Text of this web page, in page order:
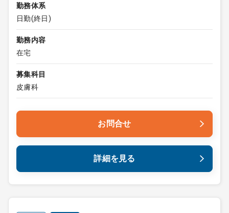
勤務体系
日勤(終日)
勤務内容
在宅
募集科目
皮膚科
お問合せ
詳細を見る